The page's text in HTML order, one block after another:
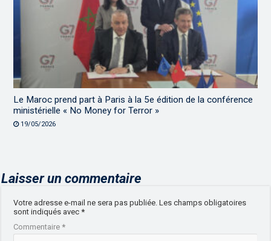
Le Maroc prend part à Paris à la 5e édition de la conférence
ministérielle « No Money for Terror »
19/05/2026
Laisser un commentaire
Votre adresse e-mail ne sera pas publiée. Les champs obligatoires
sont indiqués avec*
Commentaire*